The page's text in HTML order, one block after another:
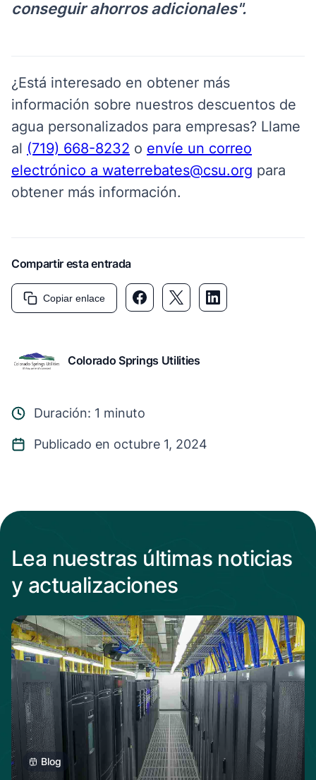
Colorado Springs Utilities
Duración: 1 minuto
Publicado en octubre 1, 2024
conseguir ahorros adicionales".
¿Está interesado en obtener más
información sobre nuestros descuentos de
agua personalizados para empresas? Llame
al (719) 668-8232 o envíe un correo
electrónico a waterrebates@csu.org para
obtener más información.
Compartir esta entrada
Copiar enlace
Lea nuestras últimas noticias
y actualizaciones
Blog